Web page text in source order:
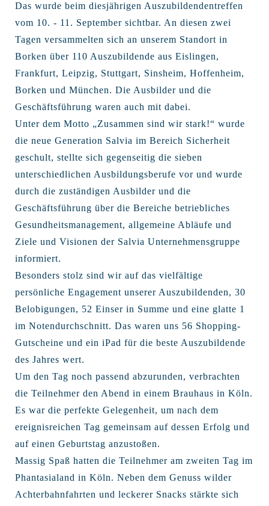
Das wurde beim diesjährigen Auszubildendentreffen
vom 10. - 11. September sichtbar. An diesen zwei
Tagen versammelten sich an unserem Standort in
Borken über 110 Auszubildende aus Eislingen,
Frankfurt, Leipzig, Stuttgart, Sinsheim, Hoffenheim,
Borken und München. Die Ausbilder und die
Geschäftsführung waren auch mit dabei.
Unter dem Motto „Zusammen sind wir stark!“ wurde
die neue Generation Salvia im Bereich Sicherheit
geschult, stellte sich gegenseitig die sieben
unterschiedlichen Ausbildungsberufe vor und wurde
durch die zuständigen Ausbilder und die
Geschäftsführung über die Bereiche betriebliches
Gesundheitsmanagement, allgemeine Abläufe und
Ziele und Visionen der Salvia Unternehmensgruppe
informiert.
Besonders stolz sind wir auf das vielfältige
persönliche Engagement unserer Auszubildenden, 30
Belobigungen, 52 Einser in Summe und eine glatte 1
im Notendurchschnitt. Das waren uns 56 Shopping-
Gutscheine und ein iPad für die beste Auszubildende
des Jahres wert.
Um den Tag noch passend abzurunden, verbrachten
die Teilnehmer den Abend in einem Brauhaus in Köln.
Es war die perfekte Gelegenheit, um nach dem
ereignisreichen Tag gemeinsam auf dessen Erfolg und
auf einen Geburtstag anzustoßen.
Massig Spaß hatten die Teilnehmer am zweiten Tag im
Phantasialand in Köln. Neben dem Genuss wilder
Achterbahnfahrten und leckerer Snacks stärkte sich